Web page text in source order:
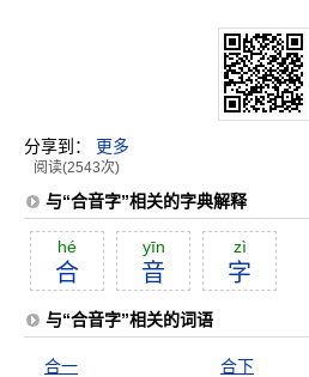
分享到： 更多
阅读(2543次)
与“合音字”相关的字典解释
hé
合
yīn
音
zì
字
与“合音字”相关的词语
合一 合下